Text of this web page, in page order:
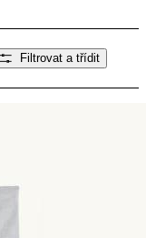
Filtrovat a třídit